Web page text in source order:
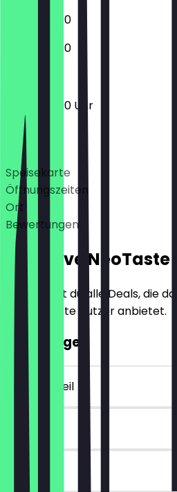
12:00 - 23:00
12:00 - 22:00
12:00 - 23:00 Uhr
Deals
Speisekarte
Öffnungszeiten
Ort
Bewertungen
Exklusive NeoTaste
Hier findest du alle Deals, die
für NeoTaste Nutzer anbietet.
2für1 Burger
~16 € Vorteil
90 Tage
vor Ort